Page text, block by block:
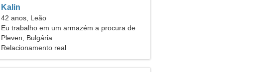
Kalin
42 anos, Leão
Eu trabalho em um armazém a procura de
uma mulher alegre
Pleven, Bulgária
Relacionamento real